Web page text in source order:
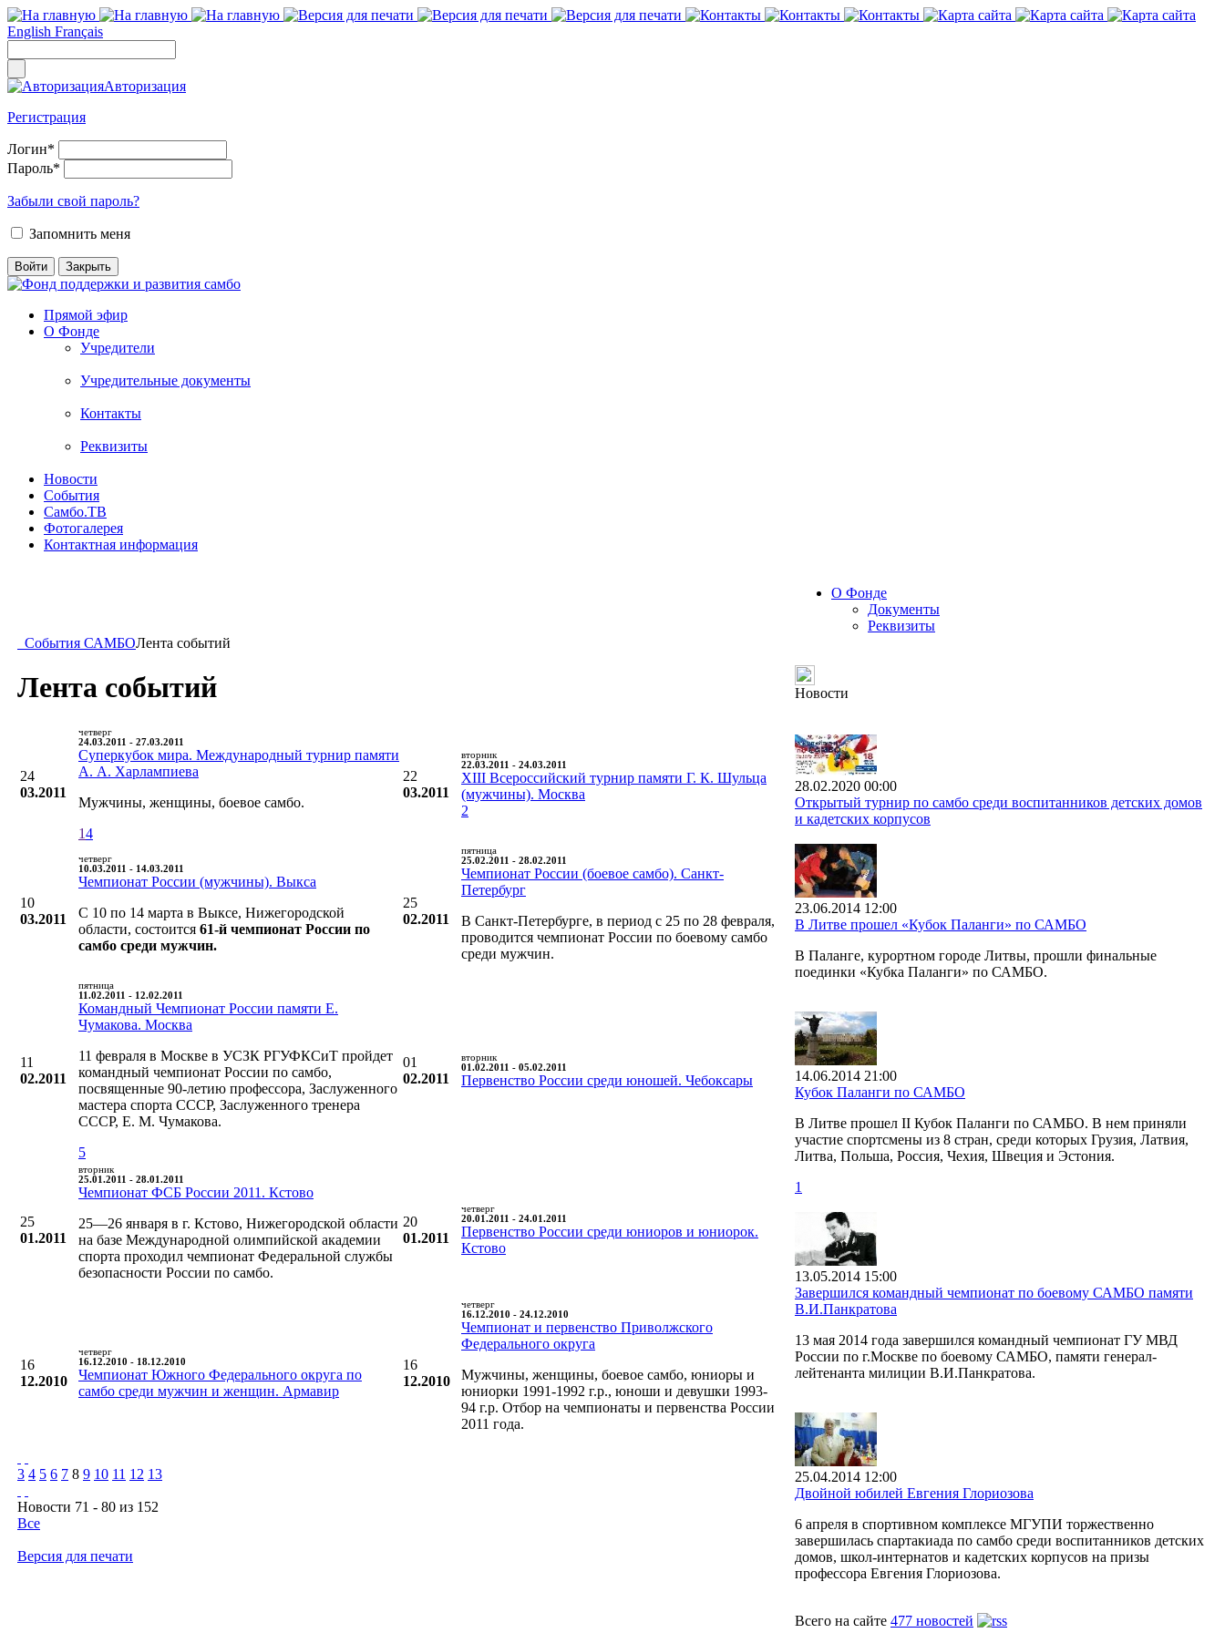
English Français
Авторизация
Регистрация
Логин*
Пароль*
Забыли свой пароль?
Запомнить меня
Прямой эфир
О Фонде
Учредители
Учредительные документы
Контакты
Реквизиты
Новости
События
Самбо.ТВ
Фотогалерея
Контактная информация
События САМБОЛента событий
Лента событий
24
03.2011
четверг
24.03.2011 - 27.03.2011
Суперкубок мира. Международный турнир памяти
А. А. Харлампиева
Мужчины, женщины, боевое самбо.
14
22
03.2011
вторник
22.03.2011 - 24.03.2011
XIII Всероссийский турнир памяти Г. К. Шульца
(мужчины). Москва
2
10
03.2011
четверг
10.03.2011 - 14.03.2011
Чемпионат России (мужчины). Выкса
С 10 по 14 марта в Выксе, Нижегородской
области, состоится 61-й чемпионат России по
самбо среди мужчин.
25
02.2011
пятница
25.02.2011 - 28.02.2011
Чемпионат России (боевое самбо). Санкт-
Петербург
В Санкт-Петербурге, в период с 25 по 28 февраля,
проводится чемпионат России по боевому самбо
среди мужчин.
11
02.2011
пятница
11.02.2011 - 12.02.2011
Командный Чемпионат России памяти Е.
Чумакова. Москва
11 февраля в Москве в УСЗК РГУФКСиТ пройдет
командный чемпионат России по самбо,
посвященные 90-летию профессора, Заслуженного
мастера спорта СССР, Заслуженного тренера
СССР, Е. М. Чумакова.
5
01
02.2011
вторник
01.02.2011 - 05.02.2011
Первенство России среди юношей. Чебоксары
25
01.2011
вторник
25.01.2011 - 28.01.2011
Чемпионат ФСБ России 2011. Кстово
25—26 января в г. Кстово, Нижегородской области
на базе Международной олимпийской академии
спорта проходил чемпионат Федеральной службы
безопасности России по самбо.
20
01.2011
четверг
20.01.2011 - 24.01.2011
Первенство России среди юниоров и юниорок.
Кстово
16
12.2010
четверг
16.12.2010 - 18.12.2010
Чемпионат Южного Федерального округа по
самбо среди мужчин и женщин. Армавир
16
12.2010
четверг
16.12.2010 - 24.12.2010
Чемпионат и первенство Приволжского
Федерального округа
Мужчины, женщины, боевое самбо, юниоры и
юниорки 1991-1992 г.р., юноши и девушки 1993-
94 г.р. Отбор на чемпионаты и первенства России
2011 года.
3 4 5 6 7 8 9 10 11 12 13
Новости 71 - 80 из 152
Все
Версия для печати
О Фонде
Документы
Реквизиты
Новости
28.02.2020 00:00
Открытый турнир по самбо среди воспитанников детских домов
и кадетских корпусов
23.06.2014 12:00
В Литве прошел «Кубок Паланги» по САМБО
В Паланге, курортном городе Литвы, прошли финальные
поединки «Кубка Паланги» по САМБО.
14.06.2014 21:00
Кубок Паланги по САМБО
В Литве прошел II Кубок Паланги по САМБО. В нем приняли
участие спортсмены из 8 стран, среди которых Грузия, Латвия,
Литва, Польша, Россия, Чехия, Швеция и Эстония.
1
13.05.2014 15:00
Завершился командный чемпионат по боевому САМБО памяти
В.И.Панкратова
13 мая 2014 года завершился командный чемпионат ГУ МВД
России по г.Москве по боевому САМБО, памяти генерал-
лейтенанта милиции В.И.Панкратова.
25.04.2014 12:00
Двойной юбилей Евгения Глориозова
6 апреля в спортивном комплексе МГУПИ торжественно
завершилась спартакиада по самбо среди воспитанников детских
домов, школ-интернатов и кадетских корпусов на призы
профессора Евгения Глориозова.
Всего на сайте 477 новостей